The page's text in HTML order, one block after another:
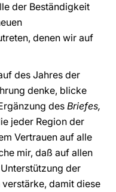
der Beständigkeit
denen wir auf
des Jahres der
denke, blicke
des Briefes,
jeder Region der
Vertrauen auf alle
mir, daß auf allen
der
damit diese